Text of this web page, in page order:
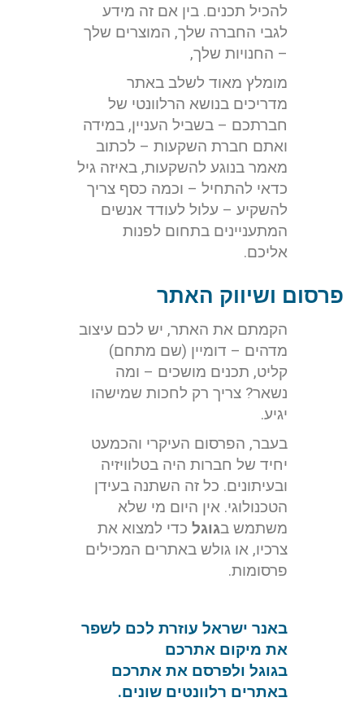
להכיל תכנים. בין אם זה מידע
לגבי החברה שלך, המוצרים שלך
– החנויות שלך,
מומלץ מאוד לשלב באתר
מדריכים בנושא הרלוונטי של
חברתכם – בשביל העניין, במידה
ואתם חברת השקעות – לכתוב
מאמר בנוגע להשקעות, באיזה גיל
כדאי להתחיל – וכמה כסף צריך
להשקיע – עלול לעודד אנשים
המתעניינים בתחום לפנות
אליכם.
פרסום ושיווק האתר
הקמתם את האתר, יש לכם עיצוב
מדהים – דומיין (שם מתחם)
קליט, תכנים מושכים – ומה
נשאר? צריך רק לחכות שמישהו
יגיע.
בעבר, הפרסום העיקרי והכמעט
יחיד של חברות היה בטלוויזיה
ובעיתונים. כל זה השתנה בעידן
הטכנולוגי. אין היום מי שלא
משתמש בגוגל כדי למצוא את
צרכיו, או גולש באתרים המכילים
פרסומות.
באנר ישראל עוזרת לכם לשפר
את מיקום אתרכם
בגוגל ולפרסם את אתרכם
באתרים רלוונטים שונים.